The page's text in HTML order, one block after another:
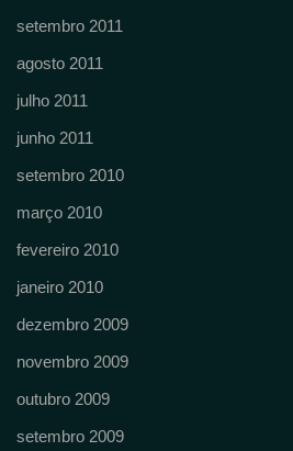
setembro 2011
agosto 2011
julho 2011
junho 2011
setembro 2010
março 2010
fevereiro 2010
janeiro 2010
dezembro 2009
novembro 2009
outubro 2009
setembro 2009